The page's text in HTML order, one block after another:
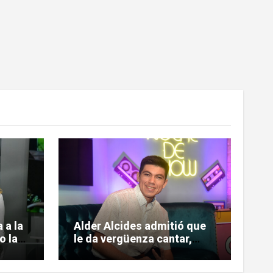
a la
la
Alder Alcides admitió que
le da vergüenza cantar,
pero igual se le animó a
Soda Stereo